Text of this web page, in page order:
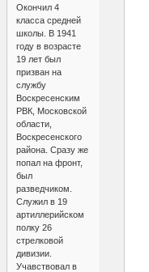
Окончил 4
класса средней
школы. В 1941
году в возрасте
19 лет был
призван на
службу
Воскресенским
РВК, Московской
области,
Воскресенского
района. Сразу же
попал на фронт,
был
разведчиком.
Служил в 19
артиллерийском
полку 26
стрелковой
дивизии.
Учавствовал в